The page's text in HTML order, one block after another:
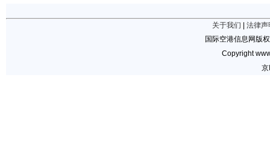
关于我们
法律声
国际空港信息网版
Copyright